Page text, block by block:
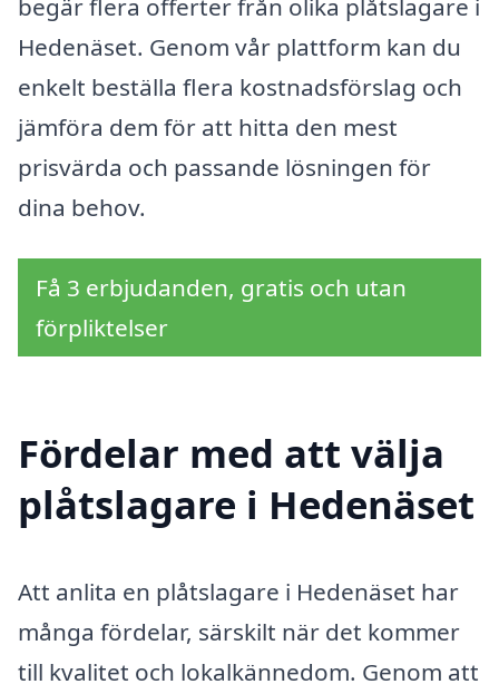
begär flera offerter från olika plåtslagare i
Hedenäset. Genom vår plattform kan du
enkelt beställa flera kostnadsförslag och
jämföra dem för att hitta den mest
prisvärda och passande lösningen för
dina behov.
Få 3 erbjudanden, gratis och utan
förpliktelser
Fördelar med att välja
plåtslagare i Hedenäset
Att anlita en plåtslagare i Hedenäset har
många fördelar, särskilt när det kommer
till kvalitet och lokalkännedom. Genom att